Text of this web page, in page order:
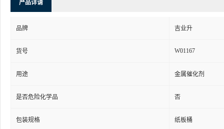
产品详请
品牌 吉业升
货号 W01167
用途 金属催化剂
是否危险化学品 否
包装规格 纸板桶